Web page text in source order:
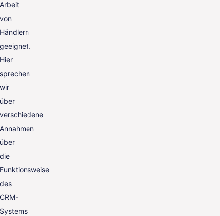
Arbeit
von
Händlern
geeignet.
Hier
sprechen
wir
über
verschiedene
Annahmen
über
die
Funktionsweise
des
CRM-
Systems